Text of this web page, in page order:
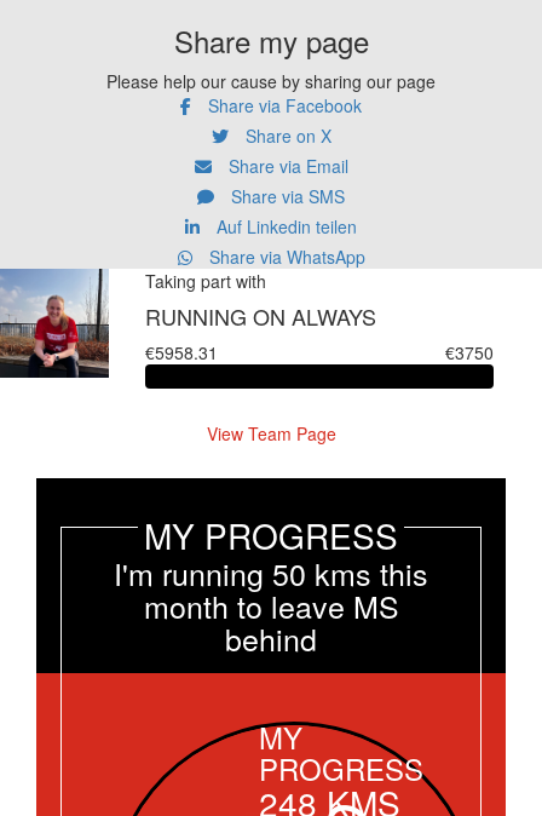
Share my page
Please help our cause by sharing our page
Share via Facebook
Share on X
Share via Email
Share via SMS
Auf Linkedin teilen
Share via WhatsApp
Taking part with
RUNNING ON ALWAYS
€5958.31 €3750
View Team Page
MY PROGRESS
I'm running 50 kms this
month to leave MS
behind
MY
PROGRESS
248 KMS